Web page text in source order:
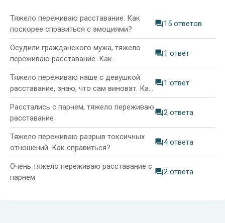
Тяжело переживаю расставание. Как
поскорее справиться с эмоциями?
15 ответов
Осудили гражданского мужа, тяжело
переживаю расставание. Как
справиться?
1 ответ
Тяжело переживаю наше с девушкой
расставание, знаю, что сам виноват. Как
справиться?
1 ответ
Расстались с парнем, тяжело переживаю
расставание
2 ответа
Тяжело переживаю разрыв токсичных
отношений. Как справиться?
4 ответа
Очень тяжело переживаю расставание с
парнем
2 ответа